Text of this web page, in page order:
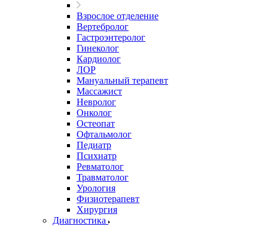
Взрослое отделение
Вертебролог
Гастроэнтеролог
Гинеколог
Кардиолог
ЛОР
Мануальный терапевт
Массажист
Невролог
Онколог
Остеопат
Офтальмолог
Педиатр
Психиатр
Ревматолог
Травматолог
Урология
Физиотерапевт
Хирургия
Диагностика